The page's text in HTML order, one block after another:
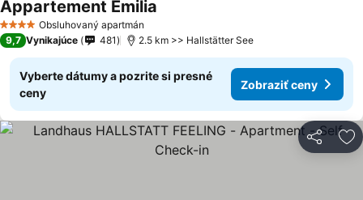
4 Počet hviezdičiek
Obsluhovaný apartmán
Appartement Emilia
9,7 Vynikajúce 481 2.5 km >> Hallstätter See
Vyberte dátumy a pozrite si presné
ceny
Zobraziť ceny
Zdieľať